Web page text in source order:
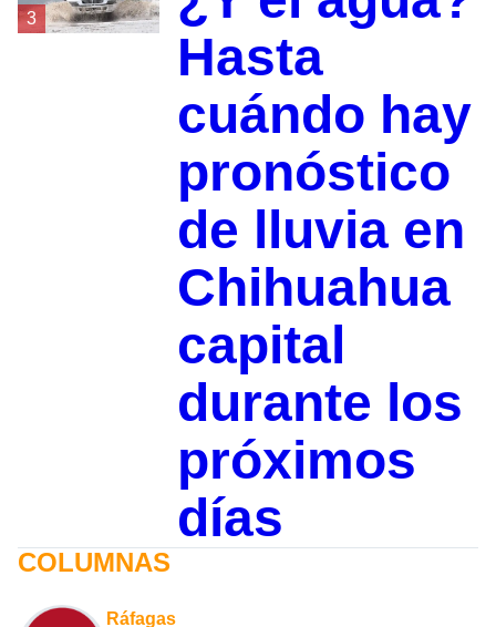
3
Hasta
cuándo hay
pronóstico
de lluvia en
Chihuahua
capital
durante los
próximos
días
COLUMNAS
Ráfagas